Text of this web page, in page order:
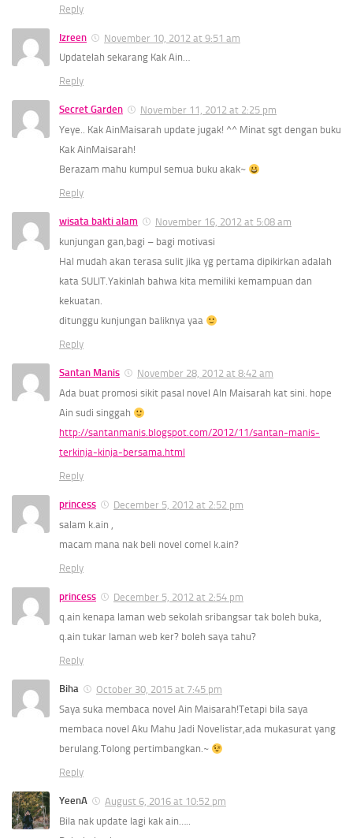
Reply
Izreen
November 10, 2012 at 9:51 am
Updatelah sekarang Kak Ain…
Reply
Secret Garden
November 11, 2012 at 2:25 pm
Yeye.. Kak AinMaisarah update jugak! ^^ Minat sgt dengan buku
Kak AinMaisarah!
Berazam mahu kumpul semua buku akak~
Reply
wisata bakti alam
November 16, 2012 at 5:08 am
kunjungan gan,bagi – bagi motivasi
Hal mudah akan terasa sulit jika yg pertama dipikirkan adalah
kata SULIT.Yakinlah bahwa kita memiliki kemampuan dan
kekuatan.
ditunggu kunjungan baliknya yaa
Reply
Santan Manis
November 28, 2012 at 8:42 am
Ada buat promosi sikit pasal novel AIn Maisarah kat sini. hope
Ain sudi singgah
http://santanmanis.blogspot.com/2012/11/santan-manis-
terkinja-kinja-bersama.html
Reply
princess
December 5, 2012 at 2:52 pm
salam k.ain ,
macam mana nak beli novel comel k.ain?
Reply
princess
December 5, 2012 at 2:54 pm
q.ain kenapa laman web sekolah sribangsar tak boleh buka,
q.ain tukar laman web ker? boleh saya tahu?
Reply
Biha
October 30, 2015 at 7:45 pm
Saya suka membaca novel Ain Maisarah!Tetapi bila saya
membaca novel Aku Mahu Jadi Novelistar,ada mukasurat yang
berulang.Tolong pertimbangkan.~
Reply
YeenA
August 6, 2016 at 10:52 pm
Bila nak update lagi kak ain…..